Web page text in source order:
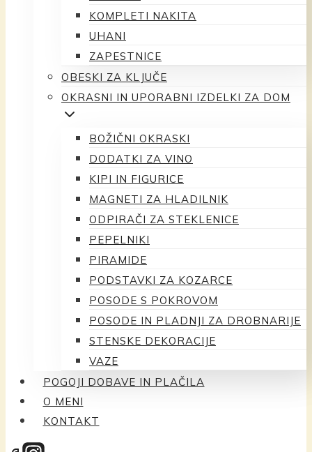
KOMPLETI NAKITA
UHANI
ZAPESTNICE
OBESKI ZA KLJUČE
OKRASNI IN UPORABNI IZDELKI ZA DOM
BOŽIČNI OKRASKI
DODATKI ZA VINO
KIPI IN FIGURICE
MAGNETI ZA HLADILNIK
ODPIRAČI ZA STEKLENICE
PEPELNIKI
PIRAMIDE
PODSTAVKI ZA KOZARCE
POSODE S POKROVOM
POSODE IN PLADNJI ZA DROBNARIJE
STENSKE DEKORACIJE
VAZE
POGOJI DOBAVE IN PLAČILA
O MENI
KONTAKT